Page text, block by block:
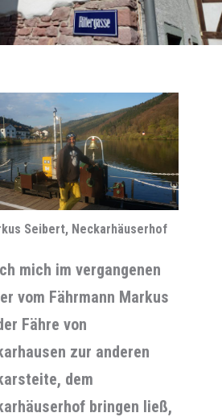
Seibert, Neckarhäuserhof
mich im vergangenen
vom Fährmann Markus
Fähre von
zur anderen
dem
bringen ließ,